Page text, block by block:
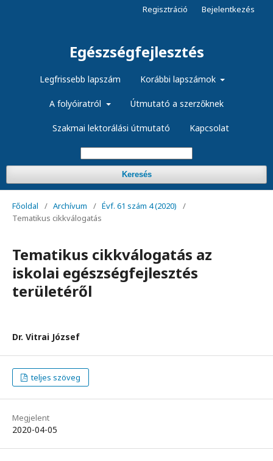
Egészségfejlesztés
Legfrissebb lapszám Korábbi lapszámok
A folyóiratról Útmutató a szerzőknek
Szakmai lektorálási útmutató Kapcsolat
Keresés
Regisztráció Bejelentkezés
Főoldal / Archívum / Évf. 61 szám 4 (2020)
/
Tematikus cikkválogatás
Tematikus cikkválogatás az
iskolai egészségfejlesztés
területéről
Dr. Vitrai József
teljes szöveg
Megjelent
2020-04-05